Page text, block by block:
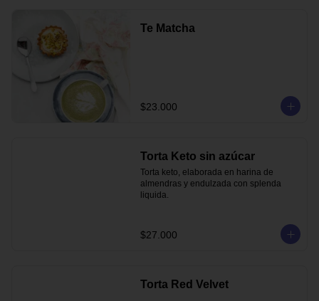
Te Matcha
$23.000
Torta Keto sin azúcar
Torta keto, elaborada en harina de
almendras y endulzada con splenda
liquida.
$27.000
Torta Red Velvet